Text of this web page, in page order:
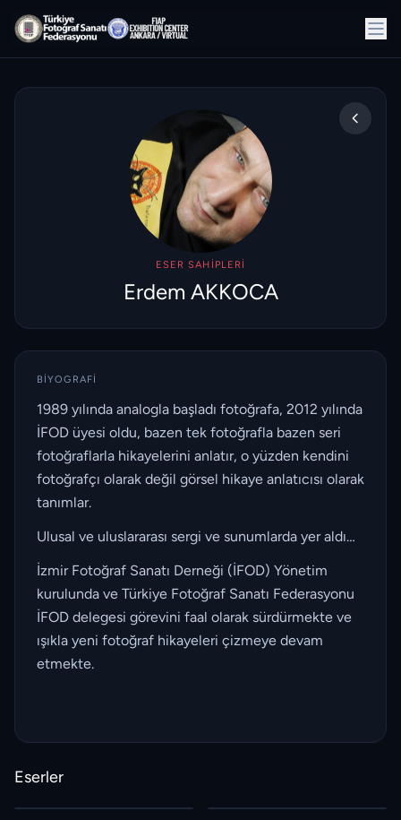
ESER SAHIPLERI
Erdem AKKOCA
BIYOGRAFI
1989 yılında analogla başladı fotoğrafa, 2012 yılında
İFOD üyesi oldu, bazen tek fotoğrafla bazen seri
fotoğraflarla hikayelerini anlatır, o yüzden kendini
fotoğrafçı olarak değil görsel hikaye anlatıcısı olarak
tanımlar.
Ulusal ve uluslararası sergi ve sunumlarda yer aldı…
İzmir Fotoğraf Sanatı Derneği (İFOD) Yönetim
kurulunda ve Türkiye Fotoğraf Sanatı Federasyonu
İFOD delegesi görevini faal olarak sürdürmekte ve
ışıkla yeni fotoğraf hikayeleri çizmeye devam
etmekte.
Eserler